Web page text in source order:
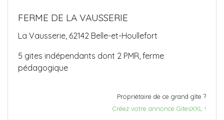
FERME DE LA VAUSSERIE
La Vausserie, 62142 Belle-et-Houllefort
5 gites indépendants dont 2 PMR, ferme
pédagogique
Propriétaire de ce grand gîte ?
Créez votre annonce GitesXXL !